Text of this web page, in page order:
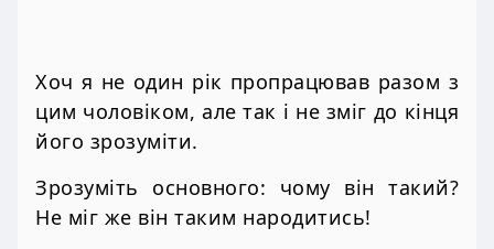
Хоч я не один рік пропрацював разом з
цим чоловіком, але так і не зміг до кінця
його зрозуміти.
Зрозуміть основного: чому він такий?
Не міг же він таким народитись!